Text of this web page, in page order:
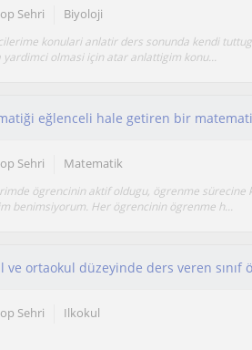
Sehri Biyoloji
konulari anlatir ders sonunda kendi
yardimci olmasi için atar anlattigim konu...
eğlenceli hale getiren bir
Sehri Matematik
ögrencinin aktif oldugu, ögrenme sürecine
benimsiyorum. Her ögrencinin ögrenme h...
ve ortaokul düzeyinde ders veren sınıf
Sehri Ilkokul